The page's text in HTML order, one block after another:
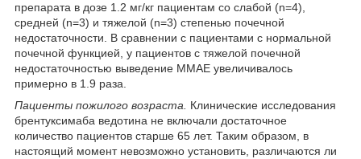
препарата в дозе 1.2 мг/кг пациентам со слабой (n=4),
средней (n=3) и тяжелой (n=3) степенью почечной
недостаточности. В сравнении с пациентами с нормальной
почечной функцией, у пациентов с тяжелой почечной
недостаточностью выведение ММАЕ увеличивалось
примерно в 1.9 раза.
Пациенты пожилого возраста. Клинические исследования
брентуксимаба ведотина не включали достаточное
количество пациентов старше 65 лет. Таким образом, в
настоящий момент невозможно установить, различаются ли